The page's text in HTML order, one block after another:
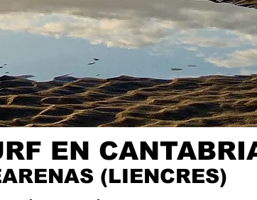
Valdearenas
EN
(LIENCRES)